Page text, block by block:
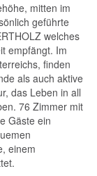
mitten im
geführte
welches
empfängt. Im
finden
als auch aktive
das Leben in all
76 Zimmer mit
Gäste ein
einem